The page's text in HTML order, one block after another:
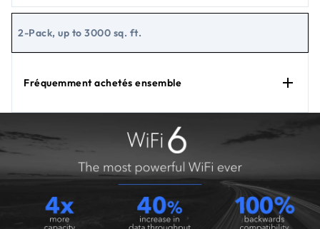
2-Pack, up to 3000 sq. ft.
Fréquemment achetés ensemble